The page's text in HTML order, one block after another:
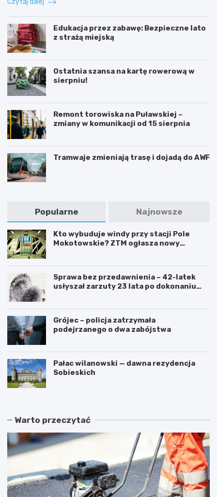
Czytaj dalej
Edukacja przez zabawę: Bezpieczne lato
z strażą miejską
Ostatnia szansa na kartę rowerową w
sierpniu!
Remont torowiska na Puławskiej –
zmiany w komunikacji od 15 sierpnia
Tramwaje zmieniają trasę i dojadą do AWF
Popularne Najnowsze
Kto wybuduje windy przy stacji Pole
Mokotowskie? ZTM ogłasza nowy
Sprawa bez przedawnienia – 42-latek
usłyszał zarzuty 23 lata po dokonaniu
Grójec – policja zatrzymała
podejrzanego o dwa zabójstwa
Pałac wilanowski — dawna rezydencja
Sobieskich
Warto przeczytać